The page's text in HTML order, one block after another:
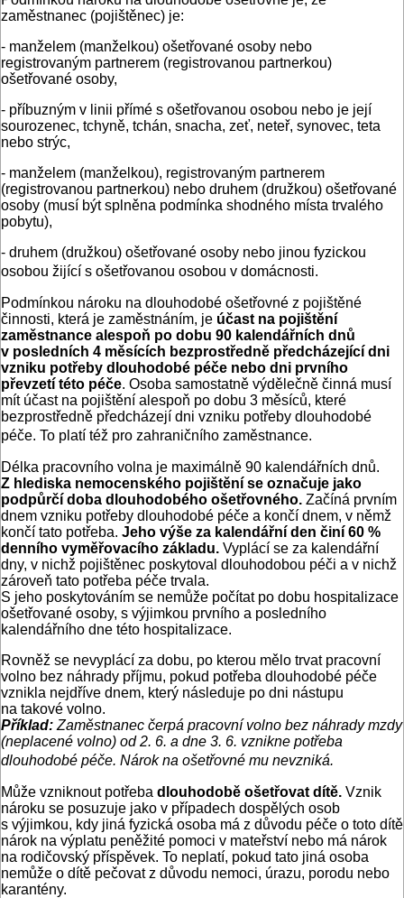
zaměstnanec (pojištěnec) je:
- manželem (manželkou) ošetřované osoby nebo
registrovaným partnerem (registrovanou partnerkou)
ošetřované osoby,
- příbuzným v linii přímé s ošetřovanou osobou nebo je její
sourozenec, tchyně, tchán, snacha, zeť, neteř, synovec, teta
nebo strýc,
- manželem (manželkou), registrovaným partnerem
(registrovanou partnerkou) nebo druhem (družkou) ošetřované
osoby (musí být splněna podmínka shodného místa trvalého
pobytu),
- druhem (družkou) ošetřované osoby nebo jinou fyzickou
osobou žijící s ošetřovanou osobou v domácnosti.
Podmínkou nároku na dlouhodobé ošetřovné z pojištěné
činnosti, která je zaměstnáním, je účast na pojištění
zaměstnance alespoň po dobu 90 kalendářních dnů
v posledních 4 měsících bezprostředně předcházející dni
vzniku potřeby dlouhodobé péče nebo dni prvního
převzetí této péče. Osoba samostatně výdělečně činná musí
mít účast na pojištění alespoň po dobu 3 měsíců, které
bezprostředně předcházejí dni vzniku potřeby dlouhodobé
péče. To platí též pro zahraničního zaměstnance.
Délka pracovního volna je maximálně 90 kalendářních dnů.
Z hlediska nemocenského pojištění se označuje jako
podpůrčí doba dlouhodobého ošetřovného. Začíná prvním
dnem vzniku potřeby dlouhodobé péče a končí dnem, v němž
končí tato potřeba. Jeho výše za kalendářní den činí 60 %
denního vyměřovacího základu. Vyplácí se za kalendářní
dny, v nichž pojištěnec poskytoval dlouhodobou péči a v nichž
zároveň tato potřeba péče trvala.
S jeho poskytováním se nemůže počítat po dobu hospitalizace
ošetřované osoby, s výjimkou prvního a posledního
kalendářního dne této hospitalizace.
Rovněž se nevyplácí za dobu, po kterou mělo trvat pracovní
volno bez náhrady příjmu, pokud potřeba dlouhodobé péče
vznikla nejdříve dnem, který následuje po dni nástupu
na takové volno.
Příklad: Zaměstnanec čerpá pracovní volno bez náhrady mzdy
(neplacené volno) od 2. 6. a dne 3. 6. vznikne potřeba
dlouhodobé péče. Nárok na ošetřovné mu nevzniká.
Může vzniknout potřeba dlouhodobě ošetřovat dítě. Vznik
nároku se posuzuje jako v případech dospělých osob
s výjimkou, kdy jiná fyzická osoba má z důvodu péče o toto dítě
nárok na výplatu peněžité pomoci v mateřství nebo má nárok
na rodičovský příspěvek. To neplatí, pokud tato jiná osoba
nemůže o dítě pečovat z důvodu nemoci, úrazu, porodu nebo
karantény.